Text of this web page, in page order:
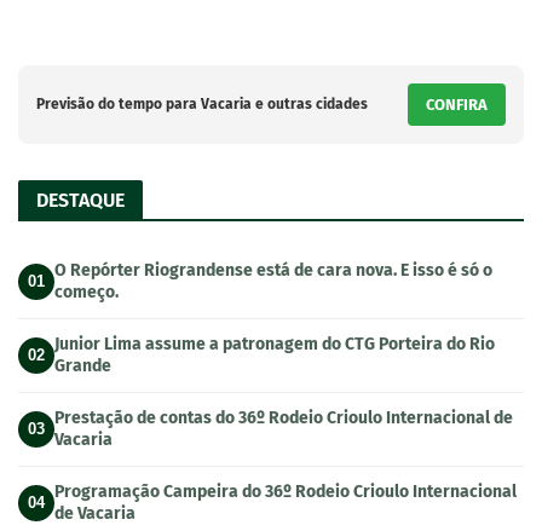
Previsão do tempo para Vacaria e outras cidades CONFIRA
DESTAQUE
01
O Repórter Riograndense está de cara nova. E isso é só o
começo.
02
Junior Lima assume a patronagem do CTG Porteira do Rio
Grande
03
Prestação de contas do 36º Rodeio Crioulo Internacional de
Vacaria
04
Programação Campeira do 36º Rodeio Crioulo Internacional
de Vacaria